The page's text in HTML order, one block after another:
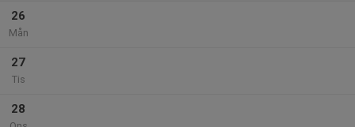
26
Mån
27
Tis
28